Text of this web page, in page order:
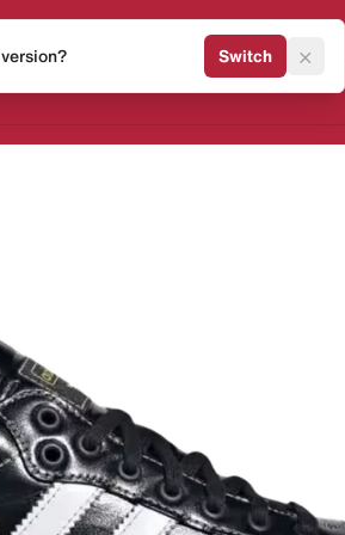
Release Kalender Sneaker
Switch ×